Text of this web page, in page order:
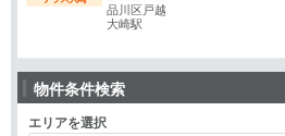
品川区戸越
大崎駅
物件条件検索
エリアを選択